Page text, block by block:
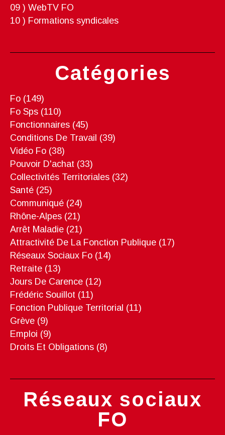
Catégories
Fo (149)
Fo Sps (110)
Fonctionnaires (45)
Conditions De Travail (39)
Vidéo Fo (38)
Pouvoir D'achat (33)
Collectivités Territoriales (32)
Santé (25)
Communiqué (24)
Rhône-Alpes (21)
Arrêt Maladie (21)
Attractivité De La Fonction Publique (17)
Réseaux Sociaux Fo (14)
Retraite (13)
Jours De Carence (12)
Frédéric Souillot (11)
Fonction Publique Territorial (11)
Grève (9)
Emploi (9)
Droits Et Obligations (8)
09 ) WebTV FO
10 ) Formations syndicales
Réseaux sociaux
FO